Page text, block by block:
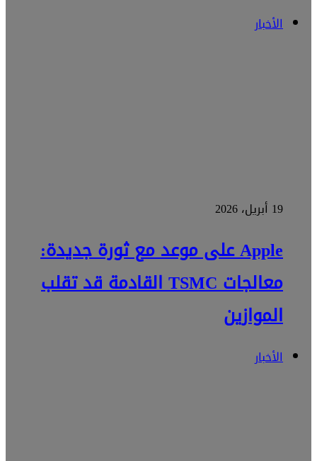
الأخبار
19 أبريل، 2026
Apple على موعد مع ثورة جديدة:
معالجات TSMC القادمة قد تقلب
الموازين
الأخبار